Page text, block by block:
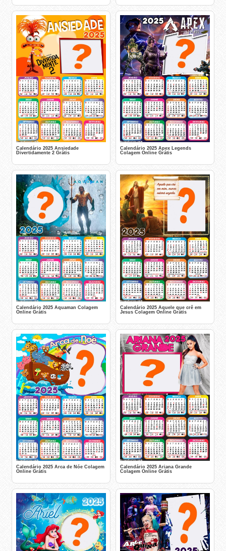
Calendário 2025 Ansiedade
Divertidamente 2 Grátis
Calendário 2025 Apex Legends
Colagem Online Grátis
Calendário 2025 Aquaman Colagem
Online Grátis
Calendário 2025 Aquele que crê em
Jesus Colagem Online Grátis
Calendário 2025 Arca de Nóe Colagem
Online Grátis
Calendário 2025 Ariana Grande
Colagem Online Grátis